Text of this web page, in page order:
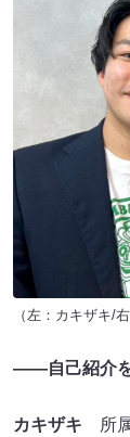
（左：カキザキ/
――自己紹介を
カキザキ 所